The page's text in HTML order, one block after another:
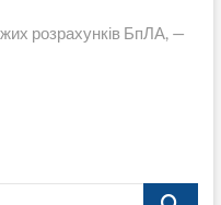
розрахунків БпЛА, —
Поиск…